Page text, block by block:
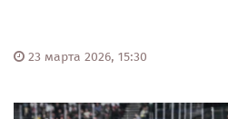
23 марта 2026, 15:30